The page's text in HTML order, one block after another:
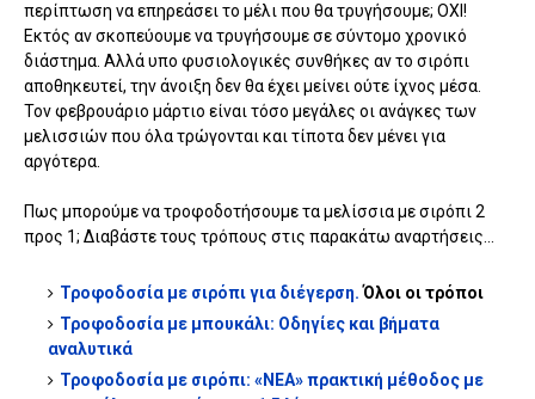
περίπτωση να επηρεάσει το μέλι που θα τρυγήσουμε; ΟΧΙ!
Εκτός αν σκοπεύουμε να τρυγήσουμε σε σύντομο χρονικό
διάστημα. Αλλά υπο φυσιολογικές συνθήκες αν το σιρόπι
αποθηκευτεί, την άνοιξη δεν θα έχει μείνει ούτε ίχνος μέσα.
Τον φεβρουάριο μάρτιο είναι τόσο μεγάλες οι ανάγκες των
μελισσιών που όλα τρώγονται και τίποτα δεν μένει για
αργότερα.
Πως μπορούμε να τροφοδοτήσουμε τα μελίσσια με σιρόπι 2
προς 1; Διαβάστε τους τρόπους στις παρακάτω αναρτήσεις...
Τροφοδοσία με σιρόπι για διέγερση.Όλοι οι τρόποι
Τροφοδοσία με μπουκάλι: Οδηγίες και βήματα
αναλυτικά
Τροφοδοσία με σιρόπι: «ΝΕΑ» πρακτική μέθοδος με